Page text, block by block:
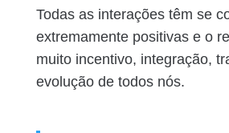
Todas as interações têm se
extremamente positivas e o
muito incentivo, integração,
evolução de todos nós.